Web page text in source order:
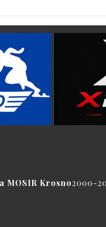
MOSIR Krosno2000-